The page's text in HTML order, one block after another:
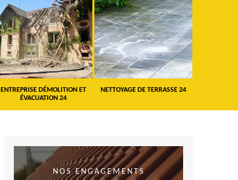
ENTREPRISE DÉMOLITION ET
ÉVACUATION 24
NETTOYAGE DE TERRASSE 24
NOS ENGAGEMENTS